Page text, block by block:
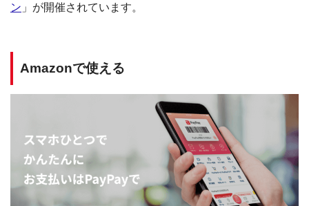
ン 」が開催されています。
Amazonで使える